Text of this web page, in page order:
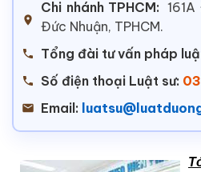
Chi nhánh TPHCM:
Đức Nhuận, TPHCM.
Tổng đài tư vấn pháp
Số điện thoại Luật sư:
Email: